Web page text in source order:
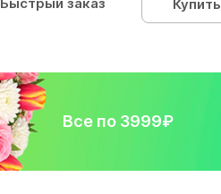
Купить
Все по 3999₽